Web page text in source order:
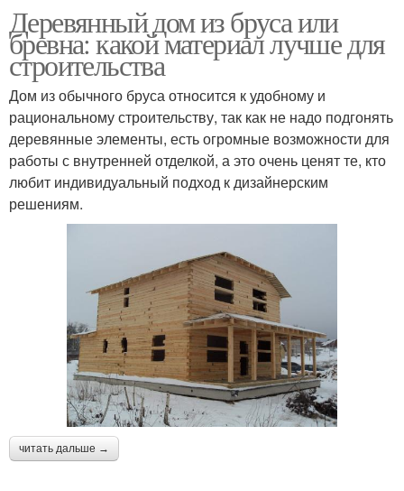
Деревянный дом из бруса или
бревна: какой материал лучше для
строительства
Дом из обычного бруса относится к удобному и
рациональному строительству, так как не надо подгонять
деревянные элементы, есть огромные возможности для
работы с внутренней отделкой, а это очень ценят те, кто
любит индивидуальный подход к дизайнерским
решениям.
читать дальше →